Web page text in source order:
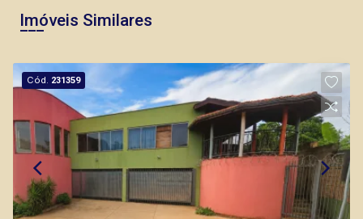
Imóveis Similares
Cód. 231359